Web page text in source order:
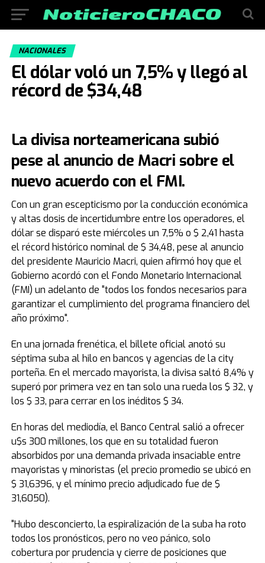
NACIONALES
El dólar voló un 7,5% y llegó al
récord de $34,48
La divisa norteamericana subió
pese al anuncio de Macri sobre el
nuevo acuerdo con el FMI.
Con un gran escepticismo por la conducción económica
y altas dosis de incertidumbre entre los operadores, el
dólar se disparó este miércoles un 7,5% o $ 2,41 hasta
el récord histórico nominal de $ 34,48, pese al anuncio
del presidente Mauricio Macri, quien afirmó hoy que el
Gobierno acordó con el Fondo Monetario Internacional
(FMI) un adelanto de "todos los fondos necesarios para
garantizar el cumplimiento del programa financiero del
año próximo".
En una jornada frenética, el billete oficial anotó su
séptima suba al hilo en bancos y agencias de la city
porteña. En el mercado mayorista, la divisa saltó 8,4% y
superó por primera vez en tan solo una rueda los $ 32, y
los $ 33, para cerrar en los inéditos $ 34.
En horas del mediodía, el Banco Central salió a ofrecer
u$s 300 millones, los que en su totalidad fueron
absorbidos por una demanda privada insaciable entre
mayoristas y minoristas (el precio promedio se ubicó en
$ 31,6396, y el mínimo precio adjudicado fue de $
31,6050).
"Hubo desconcierto, la espiralización de la suba ha roto
todos los pronósticos, pero no veo pánico, solo
cobertura por prudencia y cierre de posiciones que